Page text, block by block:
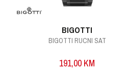
BIGOTTI
BIGOTTI RUCNI SAT
191,00 KM